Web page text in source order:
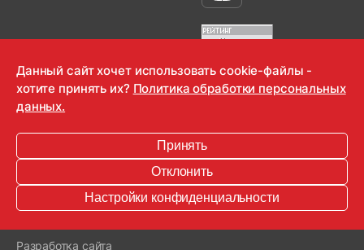
OOO "Радио-Любовь" 2000-2026
Информация для правообладателей
Разработка сайта
Данный сайт хочет использовать cookie-файлы -
хотите принять их? Политика обработки персональных
данных.
Принять
Отклонить
Настройки конфиденциальности